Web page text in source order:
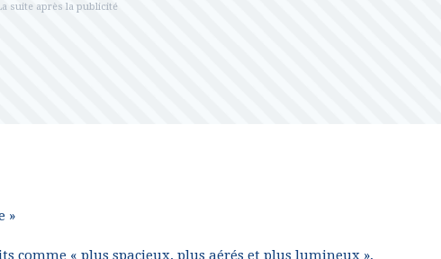
»
comme « plus spacieux, plus aérés et plus lumineux »,